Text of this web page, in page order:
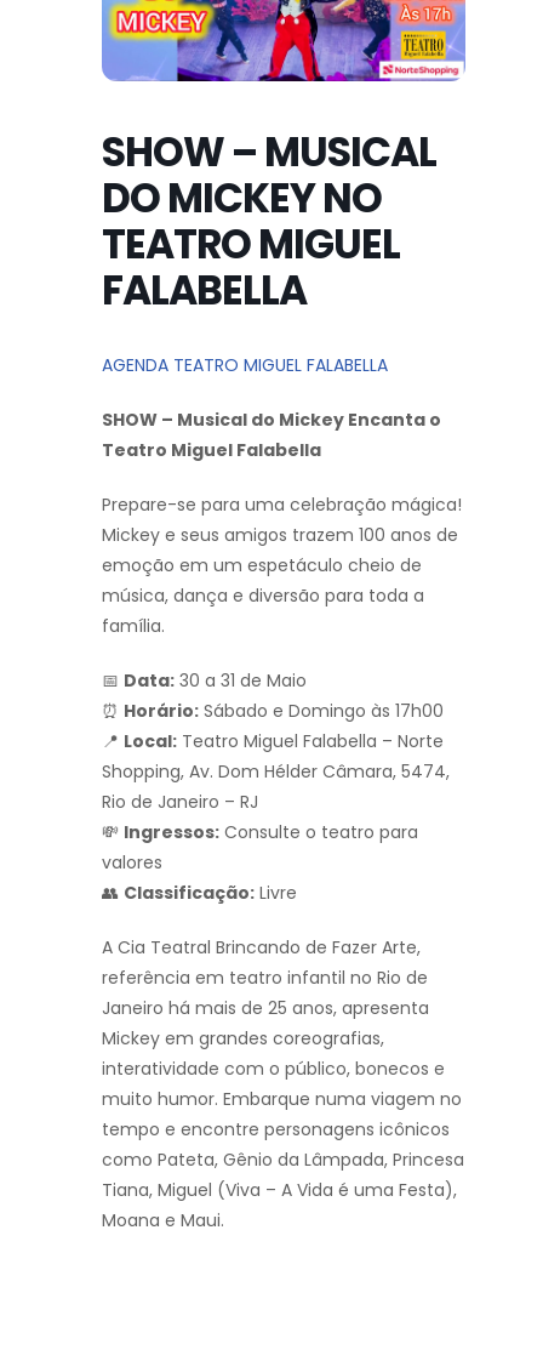
SHOW – MUSICAL
DO MICKEY NO
TEATRO MIGUEL
FALABELLA
AGENDA TEATRO MIGUEL FALABELLA
SHOW – Musical do Mickey Encanta o
Teatro Miguel Falabella
Prepare-se para uma celebração mágica!
Mickey e seus amigos trazem 100 anos de
emoção em um espetáculo cheio de
música, dança e diversão para toda a
família.
📅 Data: 30 a 31 de Maio
⏰ Horário: Sábado e Domingo às 17h00
📍 Local: Teatro Miguel Falabella – Norte
Shopping, Av. Dom Hélder Câmara, 5474,
Rio de Janeiro – RJ
💸 Ingressos: Consulte o teatro para
valores
👥 Classificação: Livre
A Cia Teatral Brincando de Fazer Arte,
referência em teatro infantil no Rio de
Janeiro há mais de 25 anos, apresenta
Mickey em grandes coreografias,
interatividade com o público, bonecos e
muito humor. Embarque numa viagem no
tempo e encontre personagens icônicos
como Pateta, Gênio da Lâmpada, Princesa
Tiana, Miguel (Viva – A Vida é uma Festa),
Moana e Maui.